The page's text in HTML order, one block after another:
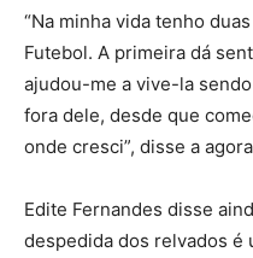
“Na minha vida tenho
Futebol. A primeira dá
ajudou-me a vive-la
fora dele, desde que
onde cresci”, disse a
Edite Fernandes disse
despedida dos relvados é